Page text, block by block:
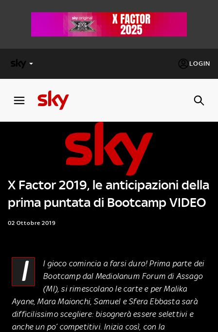
LOGIN
FACTOR
Cos’altro vedere:
PROGRAMMI SKY
Un mondo di offerte:
SKY.IT
X Factor 2019, le anticipazioni della
prima puntata di Bootcamp VIDEO
02 Ottobre 2019
I
l gioco comincia a farsi duro! Prima parte dei
Bootcamp dal Mediolanum Forum di Assago
(MI), si rimescolano le carte e per Malika
Ayane, Mara Maionchi, Samuel e Sfera Ebbasta sarà
difficilissimo scegliere: bisognerà essere selettivi e
anche un po’ competitivi. Inizia così, con la